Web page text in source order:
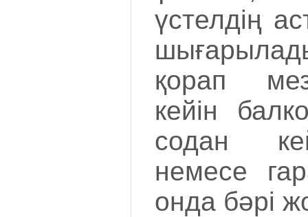
үстелдің
қорап
кейін
содан
немесе
онда бәрі